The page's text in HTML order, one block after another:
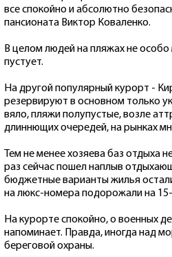
все спокойно и абсолютно
пансионата Виктор Коваленко.
В целом людей на пляжах не особо
пустует.
На другой популярный курорт -
резервируют в основном только
вяло, пляжи полупустые, возле
длиннющих очередей, на рынках
Тем не менее хозяева баз отдыха
раз сейчас пошел наплыв
бюджетные варианты жилья
на люкс-номера подорожали на
На курорте спокойно, о военных
напоминает. Правда, иногда над
береговой охраны.